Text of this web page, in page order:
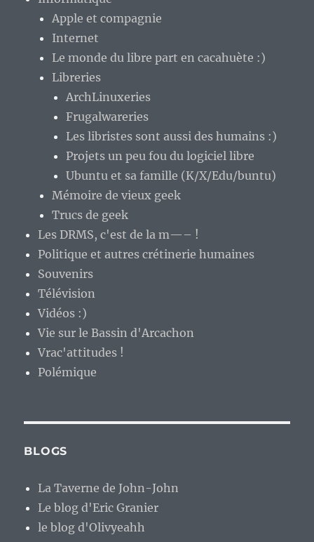
Apple et compagnie
Internet
Le monde du libre part en cacahuète :)
Libreries
ArchLinuxeries
Frugalwareries
Les libristes sont aussi des humains :)
Projets un peu fou du logiciel libre
Ubuntu et sa famille (K/X/Edu/buntu)
Mémoire de vieux geek
Trucs de geek
Les DRMS, c'est de la m—– !
Politique et autres crétinerie humaines
Souvenirs
Télévision
Vidéos :)
Vie sur le Bassin d'Arcachon
Vrac'attitudes !
Polémique
BLOGS
La Taverne de John-John
Le blog d'Eric Granier
le blog d'Olivyeahh